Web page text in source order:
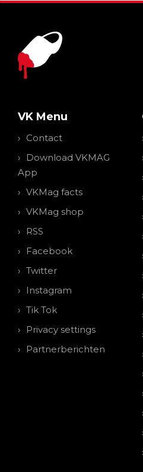
VK Menu
Contact
Download VKMAG
App
VKMag facts
VKMag shop
RSS
Facebook
Twitter
Instagram
Tik Tok
Privacy settings
Partnerberichten